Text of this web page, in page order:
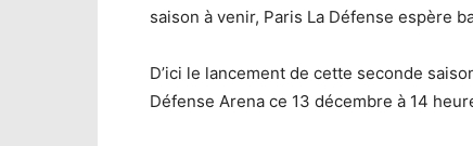
saison à venir, Paris La Défense espère
D’ici le lancement de cette seconde
Défense Arena ce 13 décembre à 14